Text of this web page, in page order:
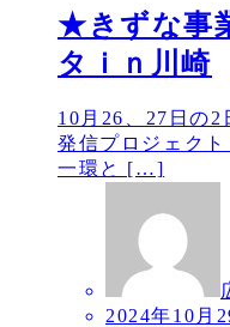
★きずな事
タｉｎ川崎
10月26、27日の2
発信プロジェク
一環と […]
2024年10月